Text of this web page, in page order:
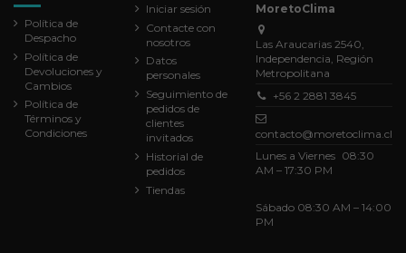
Política de
Despacho
Política de
Devoluciones y
Cambios
Política de
Términos y
Condiciones
Iniciar sesión
Contacte con
nosotros
Datos
personales
Seguimiento de
pedidos de
clientes
invitados
Historial de
pedidos
Tiendas
MoretoClima
Las Araucarias 2540,
Independencia, Región
Metropolitana
+56 2 2881 3845
contacto@moretoclima.cl
Lunes a Viernes 08:30
AM – 17:30 PM
Sábado 08:30 AM – 14:00
PM